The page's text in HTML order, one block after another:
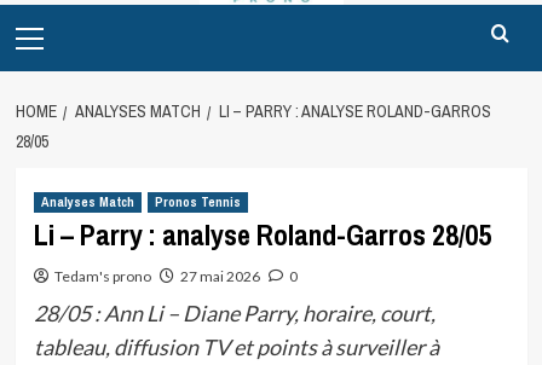
Menu
HOME ANALYSES MATCH
LI – PARRY : ANALYSE ROLAND-GARROS
28/05
Analyses Match Pronos Tennis
Li – Parry : analyse Roland-Garros 28/05
Tedam's prono 27 mai 2026 0
28/05 : Ann Li – Diane Parry, horaire, court,
tableau, diffusion TV et points à surveiller à